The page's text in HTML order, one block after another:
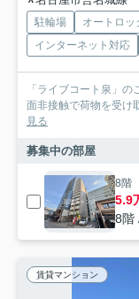
駐輪場 オートロッ
インターネット対応
「ライブコート泉」
面非接触で荷物を受け
見る
募集中の部屋
8階
5.9
8階
賃貸マンション